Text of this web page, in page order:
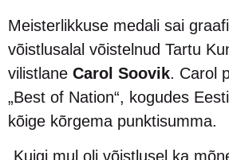
Meisterlikkuse medali sai
võistlusalal võistelnud Tartu
vilistlane Carol Soovik. Carol
„Best of Nation“, kogudes
kõige kõrgema punktisumma.
„Kuigi mul oli võistlusel ka